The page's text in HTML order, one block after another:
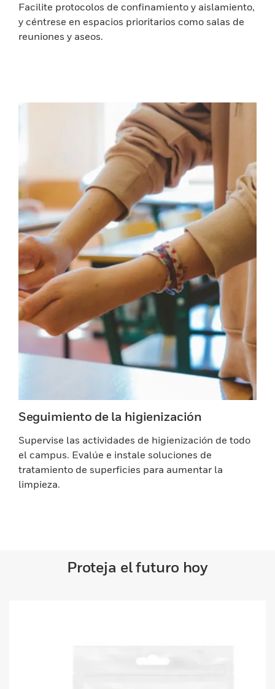
Facilite protocolos de confinamiento y aislamiento,
y céntrese en espacios prioritarios como salas de
reuniones y aseos.
Seguimiento de la higienización
Supervise las actividades de higienización de todo
el campus. Evalúe e instale soluciones de
tratamiento de superficies para aumentar la
limpieza.
Proteja el futuro hoy